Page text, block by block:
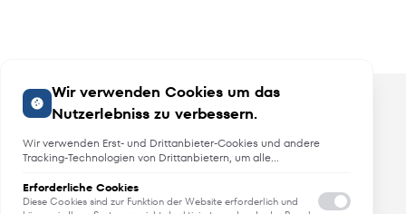
Wir verwenden Cookies um das
Nutzerlebniss zu verbessern.
Wir verwenden Erst- und Drittanbieter-Cookies und andere
Tracking-Technologien von Drittanbietern, um alle
Sie anzupassen, Analysen durchzuführen und personalisierte
Werbung über unsere Websites, Apps und Newsletter im
Erforderliche Cookies
Diese Cookies sind zur Funktion der Website erforderlich und
Angebote, Neuheiten und Trends